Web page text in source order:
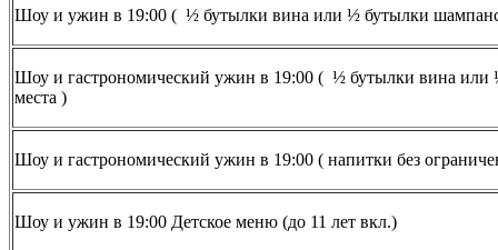
Шоу и ужин в 19:00 ( ½ бутылки вина или ½ бутылки
Шоу и гастрономический ужин в 19:00 ( ½ бутылки вина или
места )
Шоу и гастрономический ужин в 19:00 ( напитки без
Шоу и ужин в 19:00 Детское меню (до 11 лет вкл.)